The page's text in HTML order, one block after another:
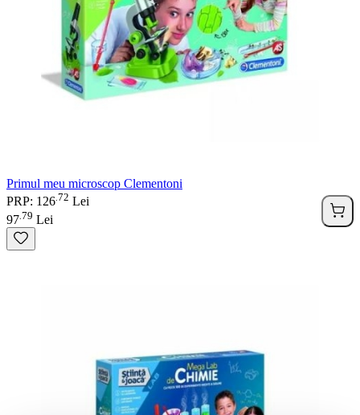
Primul meu microscop Clementoni
PRP: 126 72 Lei
97 79 Lei